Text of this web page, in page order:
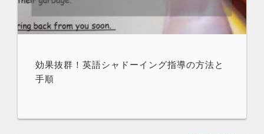
効果抜群！英語シャドーイング指導の方法と
手順